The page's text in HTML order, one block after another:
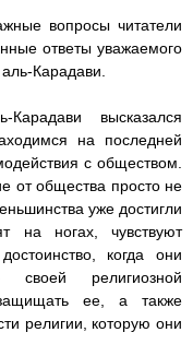
u
l
i
m
_
m
u
l
i
m
p
вопросы читатели
ответы уважаемого
Карадави.
высказался
на последней
с обществом.
от общества просто не
уже достигли
на ногах, чувствуют
когда они
религиозной
защищать ее, а также
религии, которую они